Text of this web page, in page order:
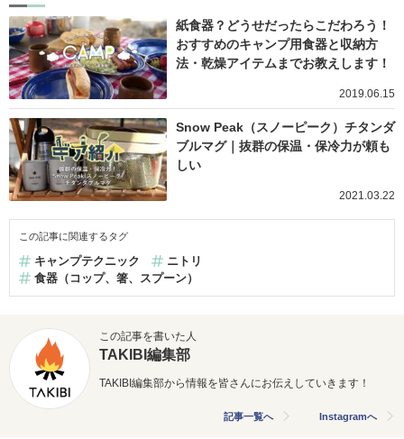
紙食器？どうせだったらこだわろう！
おすすめのキャンプ用食器と収納方
法・乾燥アイテムまでお教えします！
2019.06.15
Snow Peak（スノーピーク）チタンダ
ブルマグ｜抜群の保温・保冷力が頼も
しい
2021.03.22
この記事に関連するタグ
キャンプテクニック
ニトリ
食器（コップ、箸、スプーン）
この記事を書いた人
TAKIBI編集部
TAKIBI編集部から情報を皆さんにお伝えしていきます！
記事一覧へ Instagramへ